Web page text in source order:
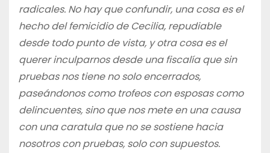
radicales. No hay que confundir, una cosa es el
hecho del femicidio de Cecilia, repudiable
desde todo punto de vista, y otra cosa es el
querer inculparnos desde una fiscalía que sin
pruebas nos tiene no solo encerrados,
paseándonos como trofeos con esposas como
delincuentes, sino que nos mete en una causa
con una caratula que no se sostiene hacia
nosotros con pruebas, solo con supuestos.